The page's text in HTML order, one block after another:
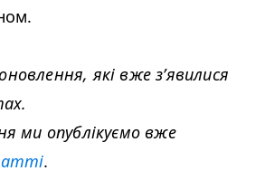
які вже з’явилися
ми опублікуємо вже
.